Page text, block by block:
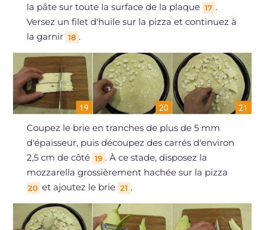
la pâte sur toute la surface de la plaque 17 .
Versez un filet d'huile sur la pizza et continuez à
la garnir 18 .
Coupez le brie en tranches de plus de 5 mm
d'épaisseur, puis découpez des carrés d'environ
2,5 cm de côté 19 . À ce stade, disposez la
mozzarella grossièrement hachée sur la pizza
20 et ajoutez le brie 21 .